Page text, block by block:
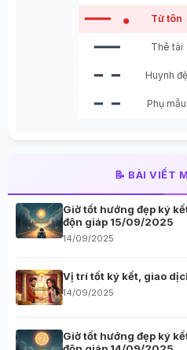
━━━ ● Tử tôn
━━━ Thê tài
━ ━ Huynh đệ
━ ━ Phụ mẫu
📝 BÀI VIẾT
Giờ tốt hướng đẹp ký
độn giáp 15/09/2025
14/09/2025
Vị trí tốt ký kết, giao
14/09/2025
Giờ tốt hướng đẹp ký